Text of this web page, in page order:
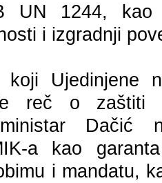
UN 1244,
i izgradnji
koji Ujedinjene
reč o zaštiti
Dačić
a kao
i mandatu,